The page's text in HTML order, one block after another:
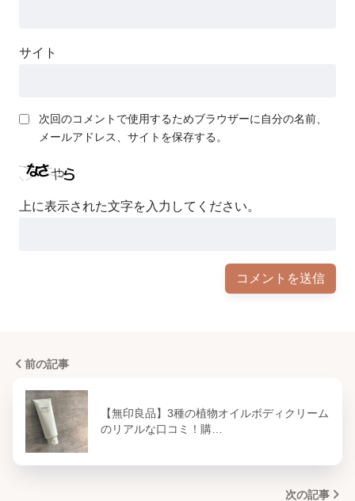
サイト
次回のコメントで使用するためブラウザーに自分の名前、
メールアドレス、サイトを保存する。
上に表示された文字を入力してください。
前の記事
【無印良品】3種の植物オイルボディクリーム
のリアルな口コミ！購…
次の記事